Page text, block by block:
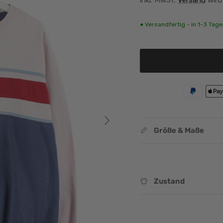
Nächste
● Versandfertig - in 1-3
Größe & Maße
Zustand